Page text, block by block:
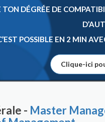
DÉGRÉE DE
POSSIBLE EN 2 MIN
Clique-ici
- Master